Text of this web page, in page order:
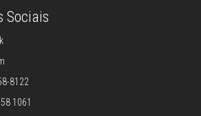
Sociais
8122
1061